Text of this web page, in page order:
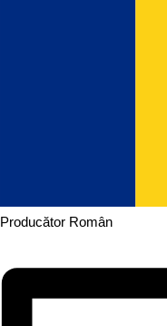
Producător Român